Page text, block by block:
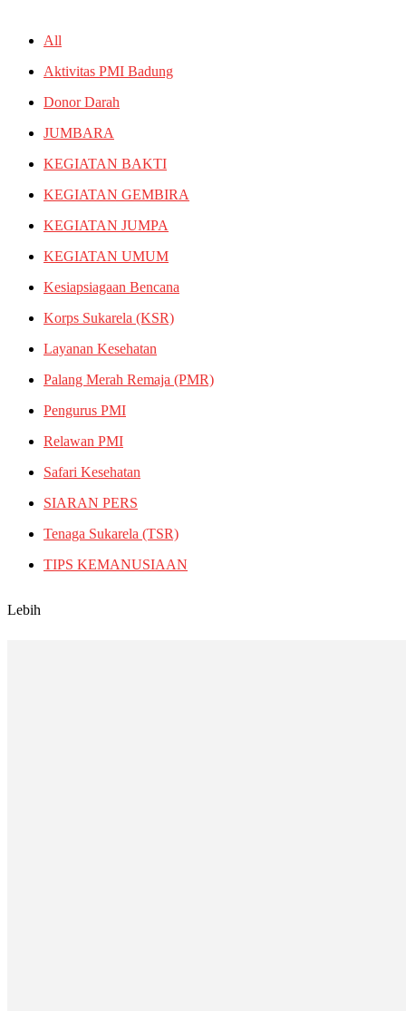
All
Aktivitas PMI Badung
Donor Darah
JUMBARA
KEGIATAN BAKTI
KEGIATAN GEMBIRA
KEGIATAN JUMPA
KEGIATAN UMUM
Kesiapsiagaan Bencana
Korps Sukarela (KSR)
Layanan Kesehatan
Palang Merah Remaja (PMR)
Pengurus PMI
Relawan PMI
Safari Kesehatan
SIARAN PERS
Tenaga Sukarela (TSR)
TIPS KEMANUSIAAN
Lebih